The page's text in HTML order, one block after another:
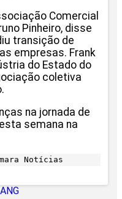
Comercial
Pinheiro, disse
transição de
empresas. Frank
do Estado do
coletiva
na jornada de
semana na
Notícias